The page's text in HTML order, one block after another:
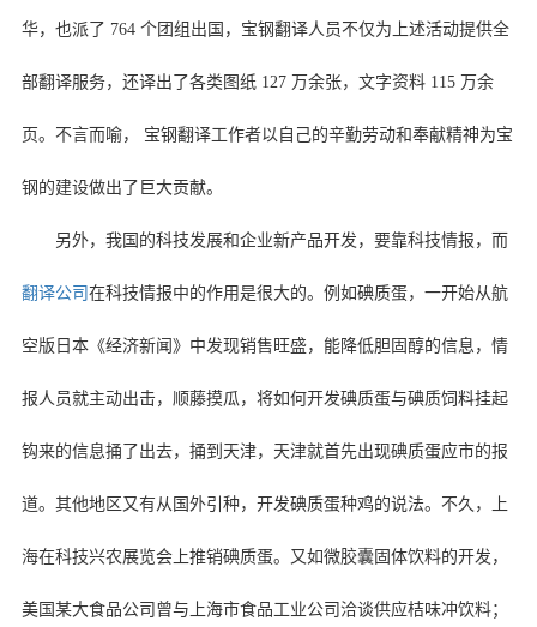
华，也派了 764 个团组出国，宝钢翻译人员不仅为上述活动提供全
部翻译服务，还译出了各类图纸 127 万余张，文字资料 115 万余
页。不言而喻， 宝钢翻译工作者以自己的辛勤劳动和奉献精神为宝
钢的建设做出了巨大贡献。
另外，我国的科技发展和企业新产品开发，要靠科技情报，而
翻译公司在科技情报中的作用是很大的。例如碘质蛋，一开始从航
空版日本《经济新闻》中发现销售旺盛，能降低胆固醇的信息，情
报人员就主动出击，顺藤摸瓜，将如何开发碘质蛋与碘质饲料挂起
钩来的信息捅了出去，捅到天津，天津就首先出现碘质蛋应市的报
道。其他地区又有从国外引种，开发碘质蛋种鸡的说法。不久，上
海在科技兴农展览会上推销碘质蛋。又如微胶囊固体饮料的开发，
美国某大食品公司曾与上海市食品工业公司洽谈供应桔味冲饮料；